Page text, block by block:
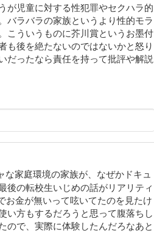
が児童に対する性犯罪やセクハラ的
バラバラの家族というより性的モラ
こういうものに芥川賞というお墨付
も後を絶たないのではないかと怒り
だったなら責任を持って批評や解説
家庭環境の家族が、なぜかドキュ
後の転校生いじめの話がリアリティ
お金が無いって呟いてたのを見たけ
い方もするだろうと思って腹落ちし
ので、実際に体験したんだろなあと